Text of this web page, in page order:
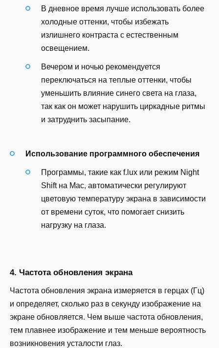
В дневное время лучше использовать более
холодные оттенки, чтобы избежать
излишнего контраста с естественным
освещением.
Вечером и ночью рекомендуется
переключаться на теплые оттенки, чтобы
уменьшить влияние синего света на глаза,
так как он может нарушить циркадные ритмы
и затруднить засыпание.
Использование программного обеспечения
Программы, такие как f.lux или режим Night
Shift на Mac, автоматически регулируют
цветовую температуру экрана в зависимости
от времени суток, что помогает снизить
нагрузку на глаза.
4. Частота обновления экрана
Частота обновления экрана измеряется в герцах (Гц)
и определяет, сколько раз в секунду изображение на
экране обновляется. Чем выше частота обновления,
тем плавнее изображение и тем меньше вероятность
возникновения усталости глаз.